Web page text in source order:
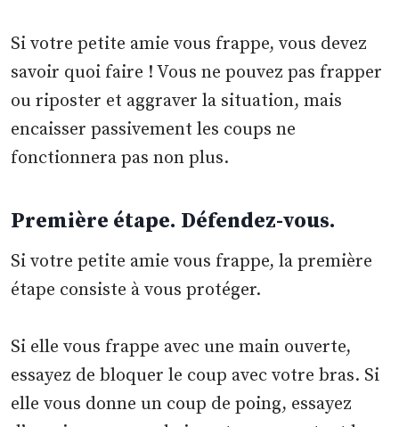
Si votre petite amie vous frappe, vous devez
savoir quoi faire ! Vous ne pouvez pas frapper
ou riposter et aggraver la situation, mais
encaisser passivement les coups ne
fonctionnera pas non plus.
Première étape. Défendez-vous.
Si votre petite amie vous frappe, la première
étape consiste à vous protéger.
Si elle vous frappe avec une main ouverte,
essayez de bloquer le coup avec votre bras. Si
elle vous donne un coup de poing, essayez